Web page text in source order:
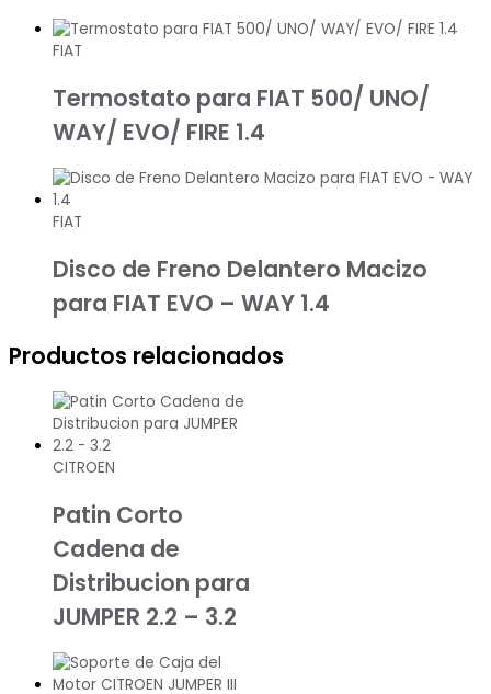
FIAT
Termostato para FIAT 500/ UNO/
WAY/ EVO/ FIRE 1.4
FIAT
Disco de Freno Delantero Macizo
para FIAT EVO – WAY 1.4
Productos relacionados
CITROEN
Patin Corto
Cadena de
Distribucion para
JUMPER 2.2 – 3.2